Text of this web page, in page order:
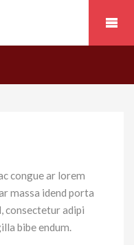
congue ar lorem
massa idend porta
consectetur adipi
bibe endum.